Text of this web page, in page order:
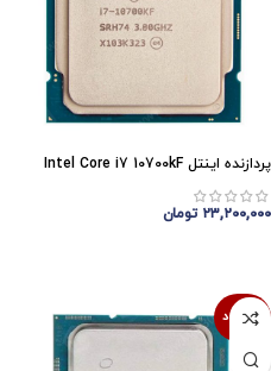
پردازنده اینتل Intel Core i7 10700kF
۲۳,۲۰۰,۰۰۰ تومان
ناموجود